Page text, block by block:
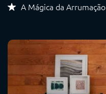
A Mágica da Arrumação